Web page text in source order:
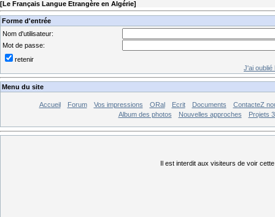
[Le Français Langue Etrangère en Algérie]
Forme d'entrée
Nom d'utilisateur:
Mot de passe:
retenir
J'ai oublié
Menu du site
Accueil Forum Vos impressions ORal Ecrit Documents
ContacteZ
Album des photos
Nouvelles approches Projets
Il est interdit aux visiteurs de voir